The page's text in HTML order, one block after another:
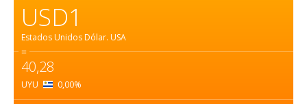
USD1
Estados Unidos Dólar. USA
=
40,28
UYU 0,00%